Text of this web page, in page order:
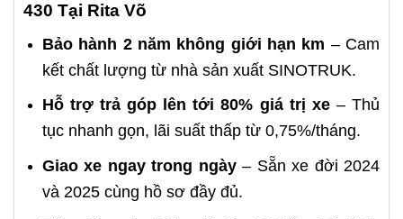
430 Tại Rita Võ
Bảo hành 2 năm không giới hạn km – Cam
kết chất lượng từ nhà sản xuất SINOTRUK.
Hỗ trợ trả góp lên tới 80% giá trị xe– Thủ
tục nhanh gọn, lãi suất thấp từ 0,75%/tháng.
Giao xe ngay trong ngày– Sẵn xe đời 2024
và 2025 cùng hồ sơ đầy đủ.